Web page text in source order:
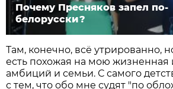
Почему Пресняков запел по-
белорусски?
Там, конечно, всё утрированно,
есть похожая на мою жизненная
амбиций и семьи. С самого
с тем, что обо мне судят "по